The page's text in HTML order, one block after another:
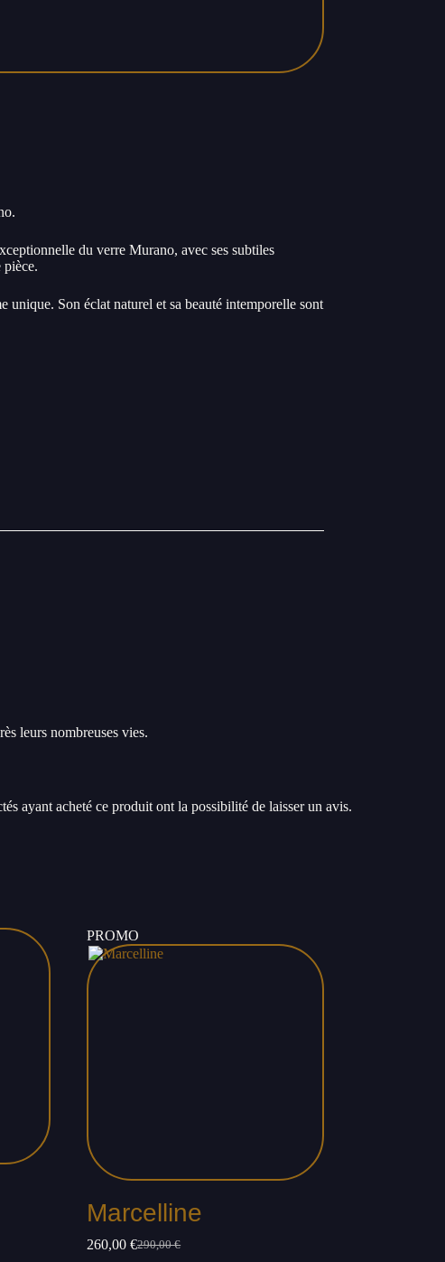
du verre Murano, avec ses subtiles
pièce.
unique. Son éclat naturel et sa beauté intemporelle sont
leurs nombreuses vies.
ayant acheté ce produit ont la possibilité de laisser un avis.
PROMO
Marcelline
290,00€
Le
260,00€Le